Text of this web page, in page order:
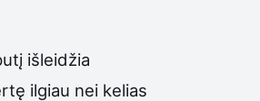
išleidžia
ilgiau nei kelias